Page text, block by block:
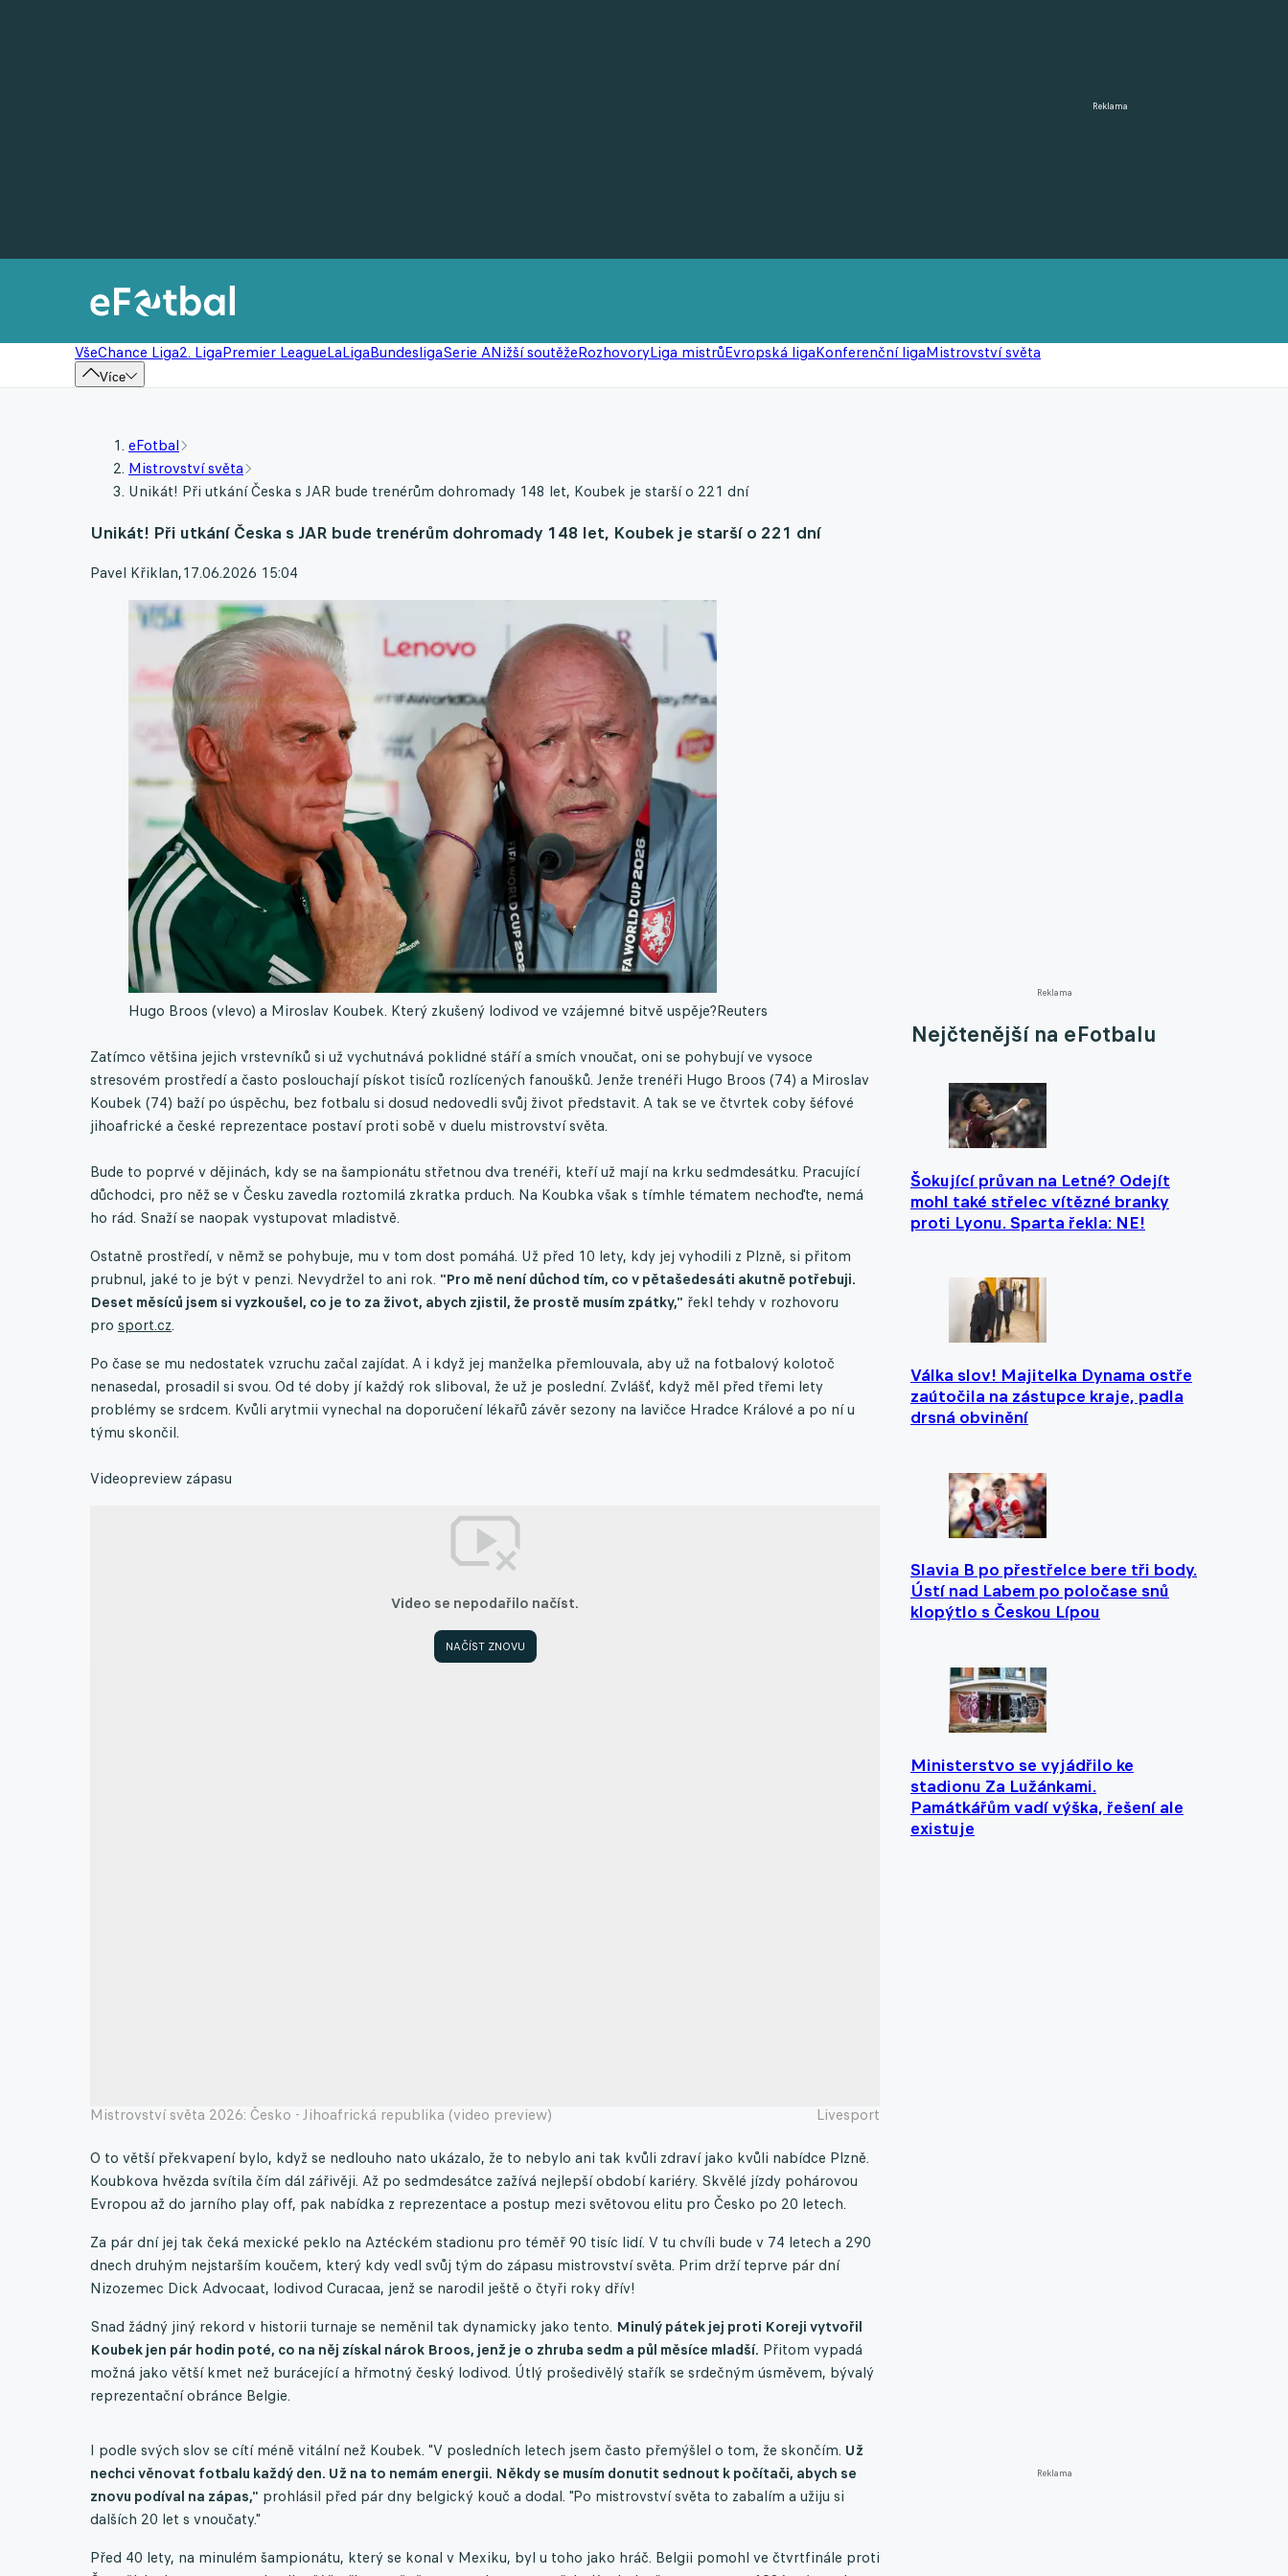
Reklama
VšeChance Liga2. LigaPremier LeagueLaLigaBundesligaSerie ANižší soutěžeRozhovoryLiga mistrůEvropská ligaKonferenční ligaMistrovství světa
Více
Reklama
Nejčtenější na eFotbalu
Šokující průvan na Letné? Odejít
mohl také střelec vítězné branky
proti Lyonu. Sparta řekla: NE!
Válka slov! Majitelka Dynama ostře
zaútočila na zástupce kraje, padla
drsná obvinění
Slavia B po přestřelce bere tři body.
Ústí nad Labem po poločase snů
klopýtlo s Českou Lípou
Ministerstvo se vyjádřilo ke
stadionu Za Lužánkami.
Památkářům vadí výška, řešení ale
existuje
Reklama
eFotbal
Mistrovství světa
Unikát! Při utkání Česka s JAR bude trenérům dohromady 148 let, Koubek je starší o 221 dní
Unikát! Při utkání Česka s JAR bude trenérům dohromady 148 let, Koubek je starší o 221 dní
Pavel Křiklan,17.06.2026 15:04
Hugo Broos (vlevo) a Miroslav Koubek. Který zkušený lodivod ve vzájemné bitvě uspěje?Reuters
Zatímco většina jejich vrstevníků si už vychutnává poklidné stáří a smích vnoučat, oni se pohybují ve vysoce
stresovém prostředí a často poslouchají pískot tisíců rozlícených fanoušků. Jenže trenéři Hugo Broos (74) a Miroslav
Koubek (74) baží po úspěchu, bez fotbalu si dosud nedovedli svůj život představit. A tak se ve čtvrtek coby šéfové
jihoafrické a české reprezentace postaví proti sobě v duelu mistrovství světa.
Bude to poprvé v dějinách, kdy se na šampionátu střetnou dva trenéři, kteří už mají na krku sedmdesátku. Pracující
důchodci, pro něž se v Česku zavedla roztomilá zkratka prduch. Na Koubka však s tímhle tématem nechoďte, nemá
ho rád. Snaží se naopak vystupovat mladistvě.
Ostatně prostředí, v němž se pohybuje, mu v tom dost pomáhá. Už před 10 lety, kdy jej vyhodili z Plzně, si přitom
prubnul, jaké to je být v penzi. Nevydržel to ani rok. "Pro mě není důchod tím, co v pětašedesáti akutně potřebuji.
Deset měsíců jsem si vyzkoušel, co je to za život, abych zjistil, že prostě musím zpátky," řekl tehdy v rozhovoru
pro sport.cz.
Po čase se mu nedostatek vzruchu začal zajídat. A i když jej manželka přemlouvala, aby už na fotbalový kolotoč
nenasedal, prosadil si svou. Od té doby jí každý rok sliboval, že už je poslední. Zvlášť, když měl před třemi lety
problémy se srdcem. Kvůli arytmii vynechal na doporučení lékařů závěr sezony na lavičce Hradce Králové a po ní u
týmu skončil.
Videopreview zápasu
Video se nepodařilo načíst.
NAČÍST ZNOVU
Mistrovství světa 2026: Česko - Jihoafrická republika (video preview) Livesport
O to větší překvapení bylo, když se nedlouho nato ukázalo, že to nebylo ani tak kvůli zdraví jako kvůli nabídce Plzně.
Koubkova hvězda svítila čím dál zářivěji. Až po sedmdesátce zažívá nejlepší období kariéry. Skvělé jízdy pohárovou
Evropou až do jarního play off, pak nabídka z reprezentace a postup mezi světovou elitu pro Česko po 20 letech.
Za pár dní jej tak čeká mexické peklo na Aztéckém stadionu pro téměř 90 tisíc lidí. V tu chvíli bude v 74 letech a 290
dnech druhým nejstarším koučem, který kdy vedl svůj tým do zápasu mistrovství světa. Prim drží teprve pár dní
Nizozemec Dick Advocaat, lodivod Curacaa, jenž se narodil ještě o čtyři roky dřív!
Snad žádný jiný rekord v historii turnaje se neměnil tak dynamicky jako tento. Minulý pátek jej proti Koreji vytvořil
Koubek jen pár hodin poté, co na něj získal nárok Broos, jenž je o zhruba sedm a půl měsíce mladší. Přitom vypadá
možná jako větší kmet než burácející a hřmotný český lodivod. Útlý prošedivělý stařík se srdečným úsměvem, bývalý
reprezentační obránce Belgie.
I podle svých slov se cítí méně vitální než Koubek. "V posledních letech jsem často přemýšlel o tom, že skončím. Už
nechci věnovat fotbalu každý den. Už na to nemám energii. Někdy se musím donutit sednout k počítači, abych se
znovu podíval na zápas," prohlásil před pár dny belgický kouč a dodal. "Po mistrovství světa to zabalím a užiju si
dalších 20 let s vnoučaty."
Před 40 lety, na minulém šampionátu, který se konal v Mexiku, byl u toho jako hráč. Belgii pomohl ve čtvrtfinále proti